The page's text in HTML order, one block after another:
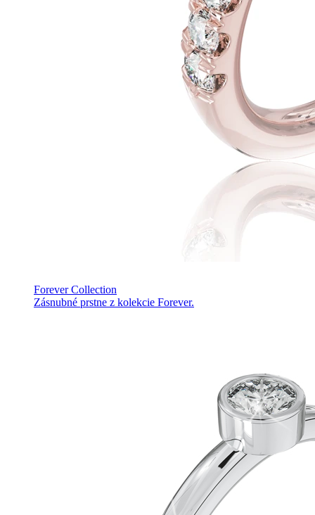
Forever Collection
Zásnubné prstne z kolekcie Forever.